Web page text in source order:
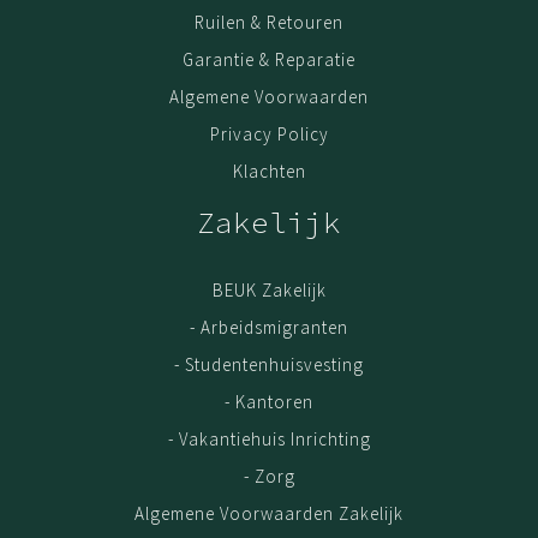
jouw meubel op voorraad is.
Voor een meerprijs zorgen onze monteurs ervoor dat
jouw meubel bij levering direct wordt gemonteerd. Of
Kwaliteit is belangrijk. Haal jouw meubel gerust uit elkaar,
en zet het op een andere plek weer in elkaar. Door het
gebruik van extra stevig spaanplaat en volledige
melamine coating, kun je met een gerust hart 5x de
meubel verhuizen; de kwaliteit blijft. De garantie op Beuk
Meubels is 3 (drie) jaar. Geldig vanaf het moment van
aankoop online. Als bewijs van aankoop is de
oorspronkelijke factuur/aankoopnota vereist.
Ruilen & Retouren
Garantie & Reparatie
Algemene Voorwaarden
Privacy Policy
Klachten
Zakelijk
BEUK Zakelijk
- Arbeidsmigranten
- Studentenhuisvesting
- Kantoren
- Vakantiehuis Inrichting
- Zorg
Algemene Voorwaarden Zakelijk